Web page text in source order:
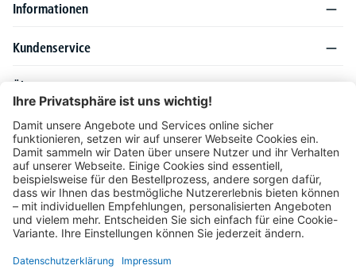
Informationen
Kundenservice
Über DELTA-V
Produktsortiment
Ratgeber
Folgen Sie uns auch auf
Unser Angebot richtet sich ausschließlich an Industrie, Handel, Gewerbe und